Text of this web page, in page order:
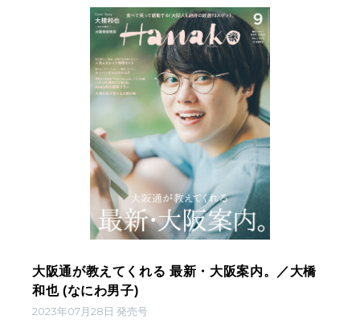
大阪通が教えてくれる 最新・大阪案内。／大橋
和也 (なにわ男子)
2023年07月28日 発売号